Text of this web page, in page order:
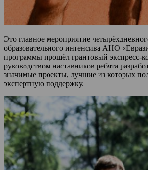
Это главное мероприятие
образовательного интенсива АНО
программы прошёл грантовый экспресс-
руководством наставников ребята
значимые проекты, лучшие из которых
экспертную поддержку.